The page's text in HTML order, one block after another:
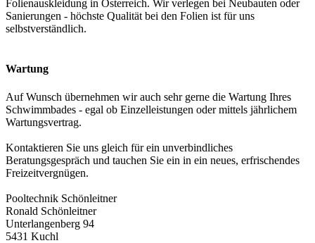
Folienauskleidung in Österreich. Wir verlegen bei Neubauten oder
Sanierungen - höchste Qualität bei den Folien ist für uns
selbstverständlich.
Wartung
Auf Wunsch übernehmen wir auch sehr gerne die Wartung Ihres
Schwimmbades - egal ob Einzelleistungen oder mittels jährlichem
Wartungsvertrag.
Kontaktieren Sie uns gleich für ein unverbindliches
Beratungsgespräch und tauchen Sie ein in ein neues, erfrischendes
Freizeitvergnügen.
Pooltechnik Schönleitner
Ronald Schönleitner
Unterlangenberg 94
5431 Kuchl